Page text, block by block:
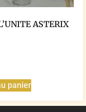
ASTERIX
panier